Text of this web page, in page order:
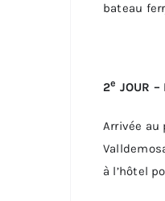
bateau
2e JOUR –
Arrivée au
à l’hôtel